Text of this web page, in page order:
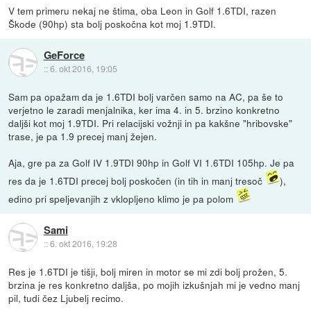
V tem primeru nekaj ne štima, oba Leon in Golf 1.6TDI, razen
Škode (90hp) sta bolj poskočna kot moj 1.9TDI.
GeForce
::6. okt 2016, 19:05
Sam pa opažam da je 1.6TDI bolj varčen samo na AC, pa še to
verjetno le zaradi menjalnika, ker ima 4. in 5. brzino konkretno
daljši kot moj 1.9TDI. Pri relacijski vožnji in pa kakšne "hribovske"
trase, je pa 1.9 precej manj žejen.
Aja, gre pa za Golf IV 1.9TDI 90hp in Golf VI 1.6TDI 105hp. Je pa
res da je 1.6TDI precej bolj poskočen (in tih in manj tresoč
),
edino pri speljevanjih z vklopljeno klimo je pa polom
Sami
::6. okt 2016, 19:28
Res je 1.6TDI je tišji, bolj miren in motor se mi zdi bolj prožen, 5.
brzina je res konkretno daljša, po mojih izkušnjah mi je vedno manj
pil, tudi čez Ljubelj recimo.